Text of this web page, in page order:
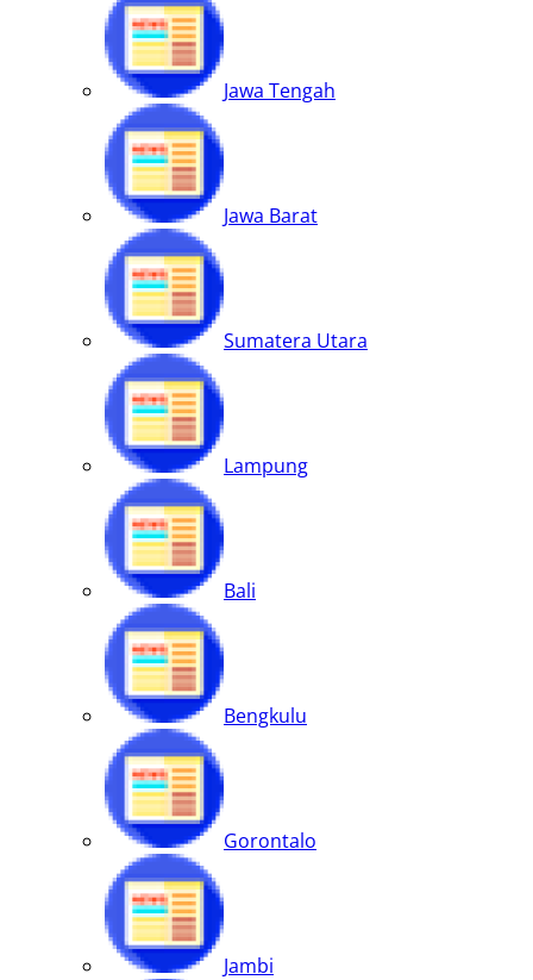
Jawa Tengah
Jawa Barat
Sumatera Utara
Lampung
Bali
Bengkulu
Gorontalo
Jambi